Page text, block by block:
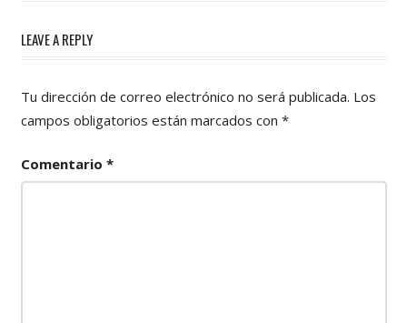
LEAVE A REPLY
Tu dirección de correo electrónico no será publicada. Los
campos obligatorios están marcados con *
Comentario *